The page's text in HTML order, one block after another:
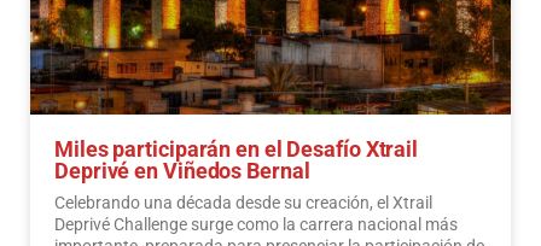
Miles participarán en el Desafío Xtrail
Deprivé en Viñedos Bernal
Celebrando una década desde su creación, el Xtrail
Deprivé Challenge surge como la carrera nacional más